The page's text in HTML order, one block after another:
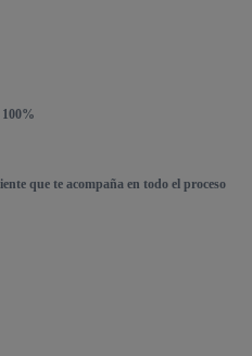
que te acompaña en todo el proceso